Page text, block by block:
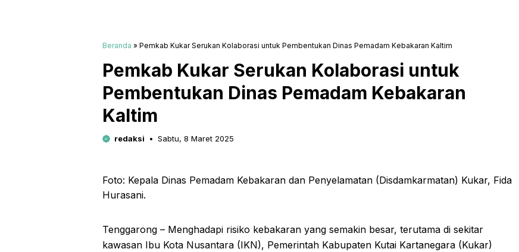
Beranda » Pemkab Kukar Serukan Kolaborasi untuk Pembentukan Dinas Pemadam Kebakaran Kaltim
Pemkab Kukar Serukan Kolaborasi untuk
Pembentukan Dinas Pemadam Kebakaran
Kaltim
redaksi Sabtu, 8 Maret 2025
Foto: Kepala Dinas Pemadam Kebakaran dan Penyelamatan (Disdamkarmatan) Kukar, Fida
Hurasani.
Tenggarong – Menghadapi risiko kebakaran yang semakin besar, terutama di sekitar
kawasan Ibu Kota Nusantara (IKN), Pemerintah Kabupaten Kutai Kartanegara (Kukar)